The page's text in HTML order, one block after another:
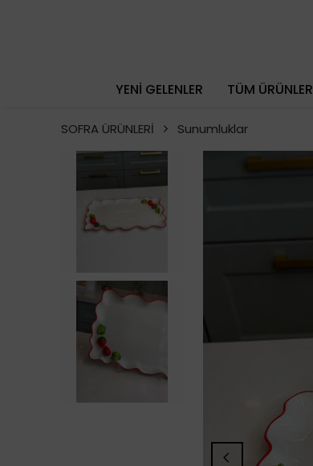
YENİ GELENLER TÜM ÜRÜNLER
SOFRA ÜRÜNLERİ Sunumluklar